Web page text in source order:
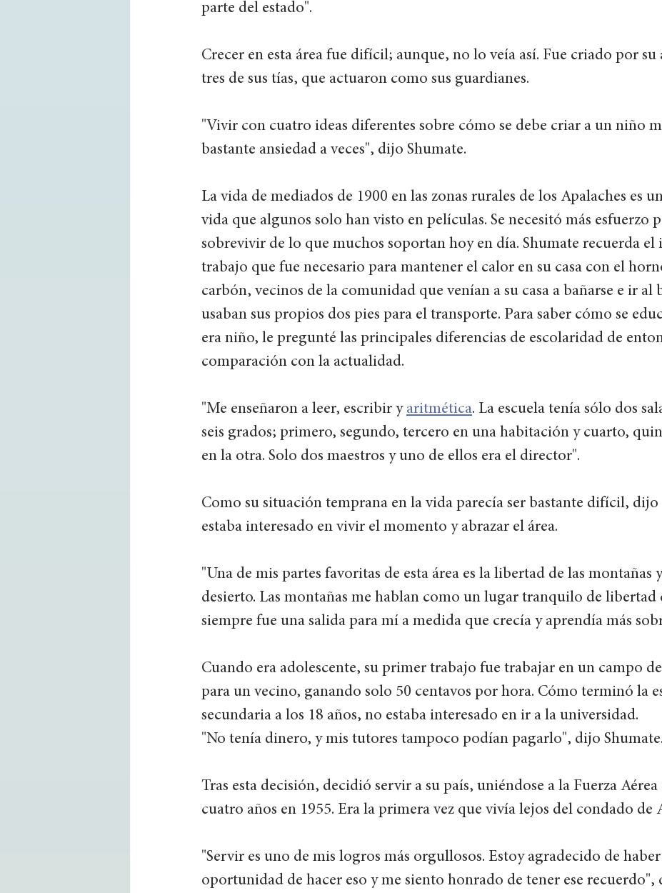
parte del estado".
Crecer en esta área fue difícil; aunque, no lo veía así. Fue criado por su
tres de sus tías, que actuaron como sus guardianes.
"Vivir con cuatro ideas diferentes sobre cómo se debe criar a un niño
bastante ansiedad a veces", dijo Shumate.
La vida de mediados de 1900 en las zonas rurales de los Apalaches es
vida que algunos solo han visto en películas. Se necesitó más esfuerzo
sobrevivir de lo que muchos soportan hoy en día. Shumate recuerda el
trabajo que fue necesario para mantener el calor en su casa con el
carbón, vecinos de la comunidad que venían a su casa a bañarse e ir al
usaban sus propios dos pies para el transporte. Para saber cómo se
era niño, le pregunté las principales diferencias de escolaridad de
comparación con la actualidad.
"Me enseñaron a leer, escribir y aritmética. La escuela tenía sólo dos
seis grados; primero, segundo, tercero en una habitación y cuarto,
en la otra. Solo dos maestros y uno de ellos era el director".
Como su situación temprana en la vida parecía ser bastante difícil, dijo
estaba interesado en vivir el momento y abrazar el área.
"Una de mis partes favoritas de esta área es la libertad de las montañas
desierto. Las montañas me hablan como un lugar tranquilo de libertad
siempre fue una salida para mí a medida que crecía y aprendía más
Cuando era adolescente, su primer trabajo fue trabajar en un campo
para un vecino, ganando solo 50 centavos por hora. Cómo terminó la
secundaria a los 18 años, no estaba interesado en ir a la universidad.
"No tenía dinero, y mis tutores tampoco podían pagarlo", dijo Shumate.
Tras esta decisión, decidió servir a su país, uniéndose a la Fuerza
cuatro años en 1955. Era la primera vez que vivía lejos del condado de
"Servir es uno de mis logros más orgullosos. Estoy agradecido de
oportunidad de hacer eso y me siento honrado de tener ese recuerdo",